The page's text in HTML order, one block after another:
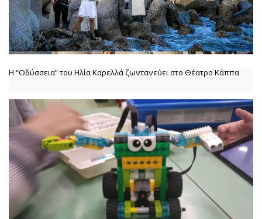
Η “Οδύσσεια” του Ηλία Καρελλά ζωντανεύει στο Θέατρο Κάππα